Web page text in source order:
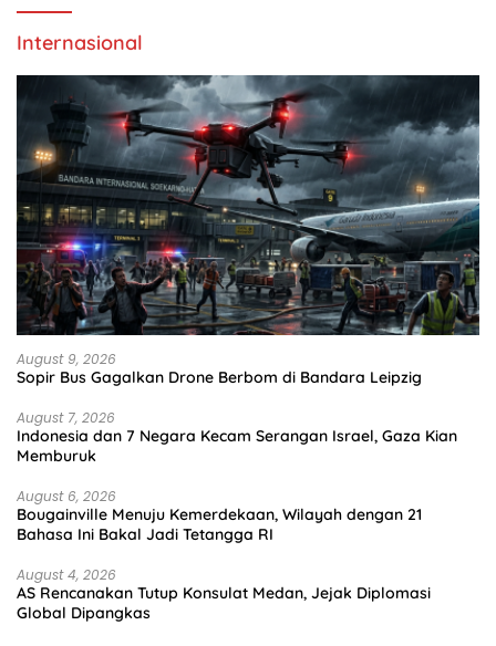
Internasional
August 9, 2026
Sopir Bus Gagalkan Drone Berbom di Bandara Leipzig
August 7, 2026
Indonesia dan 7 Negara Kecam Serangan Israel, Gaza Kian
Memburuk
August 6, 2026
Bougainville Menuju Kemerdekaan, Wilayah dengan 21
Bahasa Ini Bakal Jadi Tetangga RI
August 4, 2026
AS Rencanakan Tutup Konsulat Medan, Jejak Diplomasi
Global Dipangkas